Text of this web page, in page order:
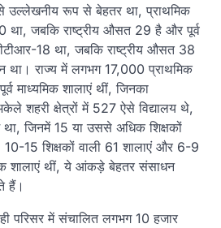
उल्लेखनीय रूप से बेहतर था, प्राथमिक
था, जबकि राष्ट्रीय औसत 29 है और पूर्व
18 था, जबकि राष्ट्रीय औसत 38
था। राज्य में लगभग 17,000 प्राथमिक
माध्यमिक शालाएं थीं, जिनका
शहरी क्षेत्रों में 527 ऐसे विद्यालय थे,
जिनमें 15 या उससे अधिक शिक्षकों
10-15 शिक्षकों वाली 61 शालाएं और 6-9
शालाएं थीं, ये आंकड़े बेहतर संसाधन
हैं।
परिसर में संचालित लगभग 10 हजार